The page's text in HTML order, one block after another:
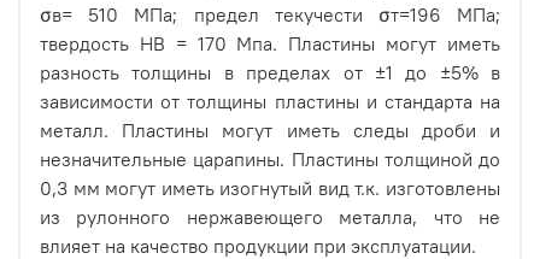
σв= 510 МПа; предел текучести σт=196 МПа;
твердость НВ = 170 Мпа. Пластины могут иметь
разность толщины в пределах от ±1 до ±5% в
зависимости от толщины пластины и стандарта на
металл. Пластины могут иметь следы дроби и
незначительные царапины. Пластины толщиной до
0,3 мм могут иметь изогнутый вид т.к. изготовлены
из рулонного нержавеющего металла, что не
влияет на качество продукции при эксплуатации.